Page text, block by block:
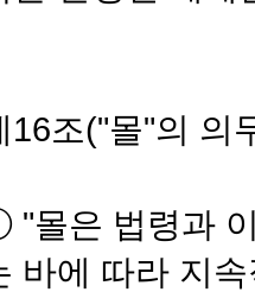
16조("몰"의 의
"몰은 법령과
바에 따라 지